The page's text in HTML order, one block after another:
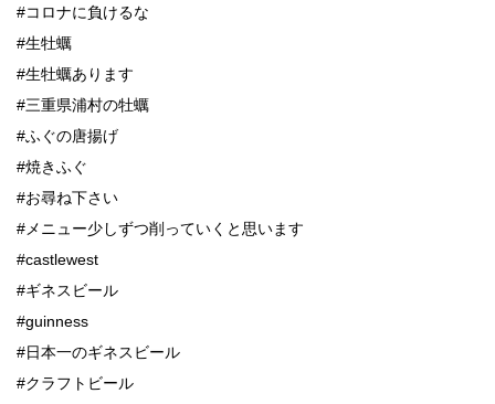
#コロナに負けるな
#生牡蠣
#生牡蠣あります
#三重県浦村の牡蠣
#ふぐの唐揚げ
#焼きふぐ
#お尋ね下さい
#メニュー少しずつ削っていくと思います
#castlewest
#ギネスビール
#guinness
#日本一のギネスビール
#クラフトビール